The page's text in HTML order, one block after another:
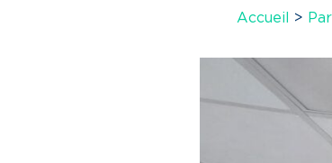
Accueil >